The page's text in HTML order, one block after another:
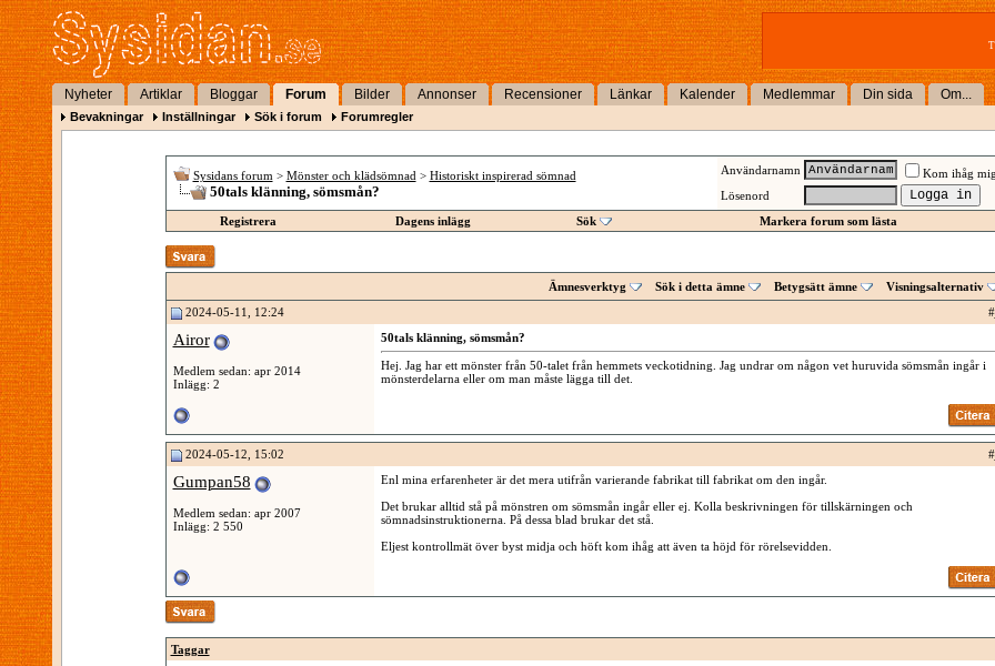
Nyheter Artiklar Bloggar Forum Bilder Annonser Recensioner Länkar Kalender Medlemmar Din sida Om...
Bevakningar Inställningar Sök i forum Forumregler
Sysidans forum > Mönster och klädsömnad > Historiskt inspirerad sömnad
50tals klänning, sömsmån?
Användarnamn
Kom ihåg
Lösenord
Registrera
Dagens inlägg Sök Markera forum som lästa
Ämnesverktyg Sök i detta ämne Betygsätt ämne
Visningsalternativ
2024-05-11, 12:24
#
Airor
Medlem sedan: apr 2014
Inlägg: 2
50tals klänning, sömsmån?
Hej. Jag har ett mönster från 50-talet från hemmets veckotidning. Jag undrar om någon vet huruvida sömsmån ingår i
mönsterdelarna eller om man måste lägga till det.
2024-05-12, 15:02 #
Gumpan58
Medlem sedan: apr 2007
Inlägg: 2 550
Enl mina erfarenheter är det mera utifrån varierande fabrikat till fabrikat om den ingår.
Det brukar alltid stå på mönstren om sömsmån ingår eller ej. Kolla beskrivningen för tillskärningen och
sömnadsinstruktionerna. På dessa blad brukar det stå.
Eljest kontrollmät över byst midja och höft kom ihåg att även ta höjd för rörelsevidden.
Taggar